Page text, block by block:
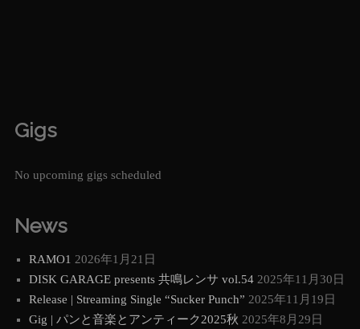
Gigs
No upcoming gigs scheduled
News
RAMO1 2026年1月21日
DISK GARAGE presents 共鳴レンサ vol.54 2025年11月30日
Release | Streaming Single “Sucker Punch” 2025年11月19日
Gig | パンと音楽とアンティーク2025秋 2025年8月29日